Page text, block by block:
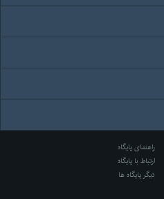
راهنمای پایگاه
ارتباط با پایگاه
دیگر پایگاه ها